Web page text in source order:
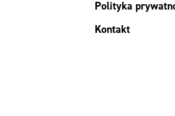
Polityka
Kontakt